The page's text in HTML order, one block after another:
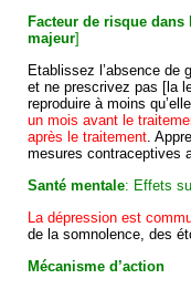
Facteur de risque dans
majeur]
Etablissez l’absence de
et ne prescrivez pas [la
reproduire à moins
un mois avant le
après le traitement.
mesures contraceptives
Santé mentale: Effets
La dépression est
de la somnolence, des
Mécanisme d’action